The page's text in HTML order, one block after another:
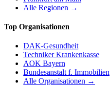
Alle Regionen →
Top Organisationen
DAK-Gesundheit
Techniker Krankenkasse
AOK Bayern
Bundesanstalt f. Immobilien
Alle Organisationen →